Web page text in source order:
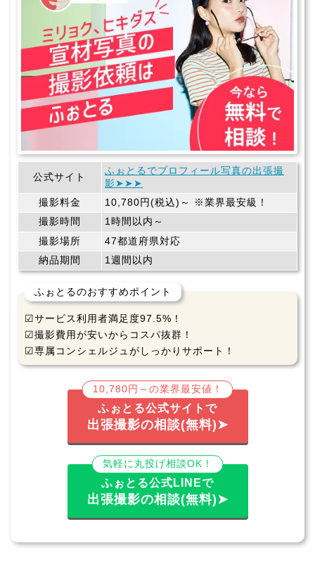
公式サイト
ふぉとるでプロフィール写真の出張撮
影➤➤➤
撮影料金
10,780円(税込)～ ※業界最安級！
撮影時間
1時間以内～
撮影場所
47都道府県対応
納品期間
1週間以内
ふぉとるのおすすめポイント
☑サービス利用者満足度97.5%！
☑撮影費用が安いからコスパ抜群！
☑専属コンシェルジュがしっかりサポート！
10,780円～の業界最安値！
ふぉとる公式サイトで
出張撮影の相談(無料)➤
気軽に丸投げ相談OK！
ふぉとる公式LINEで
出張撮影の相談(無料)➤